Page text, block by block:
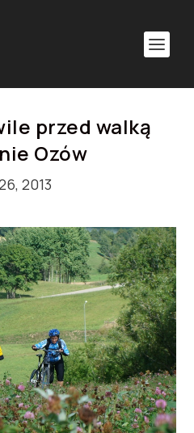
przed walką
Ozów
2013